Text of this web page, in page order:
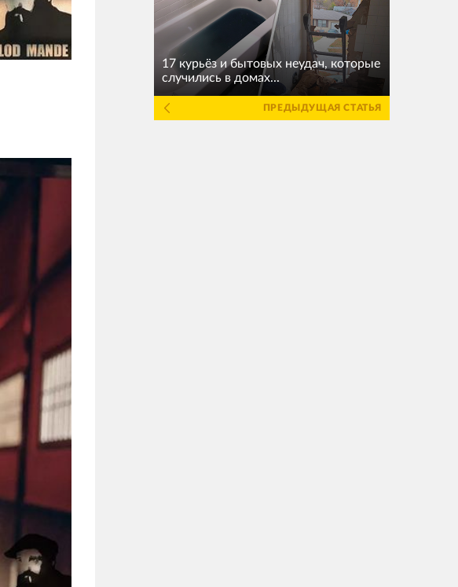
17 курьёз и бытовых неудач, которые
случились в домах...
ПРЕДЫДУЩАЯ СТАТЬЯ